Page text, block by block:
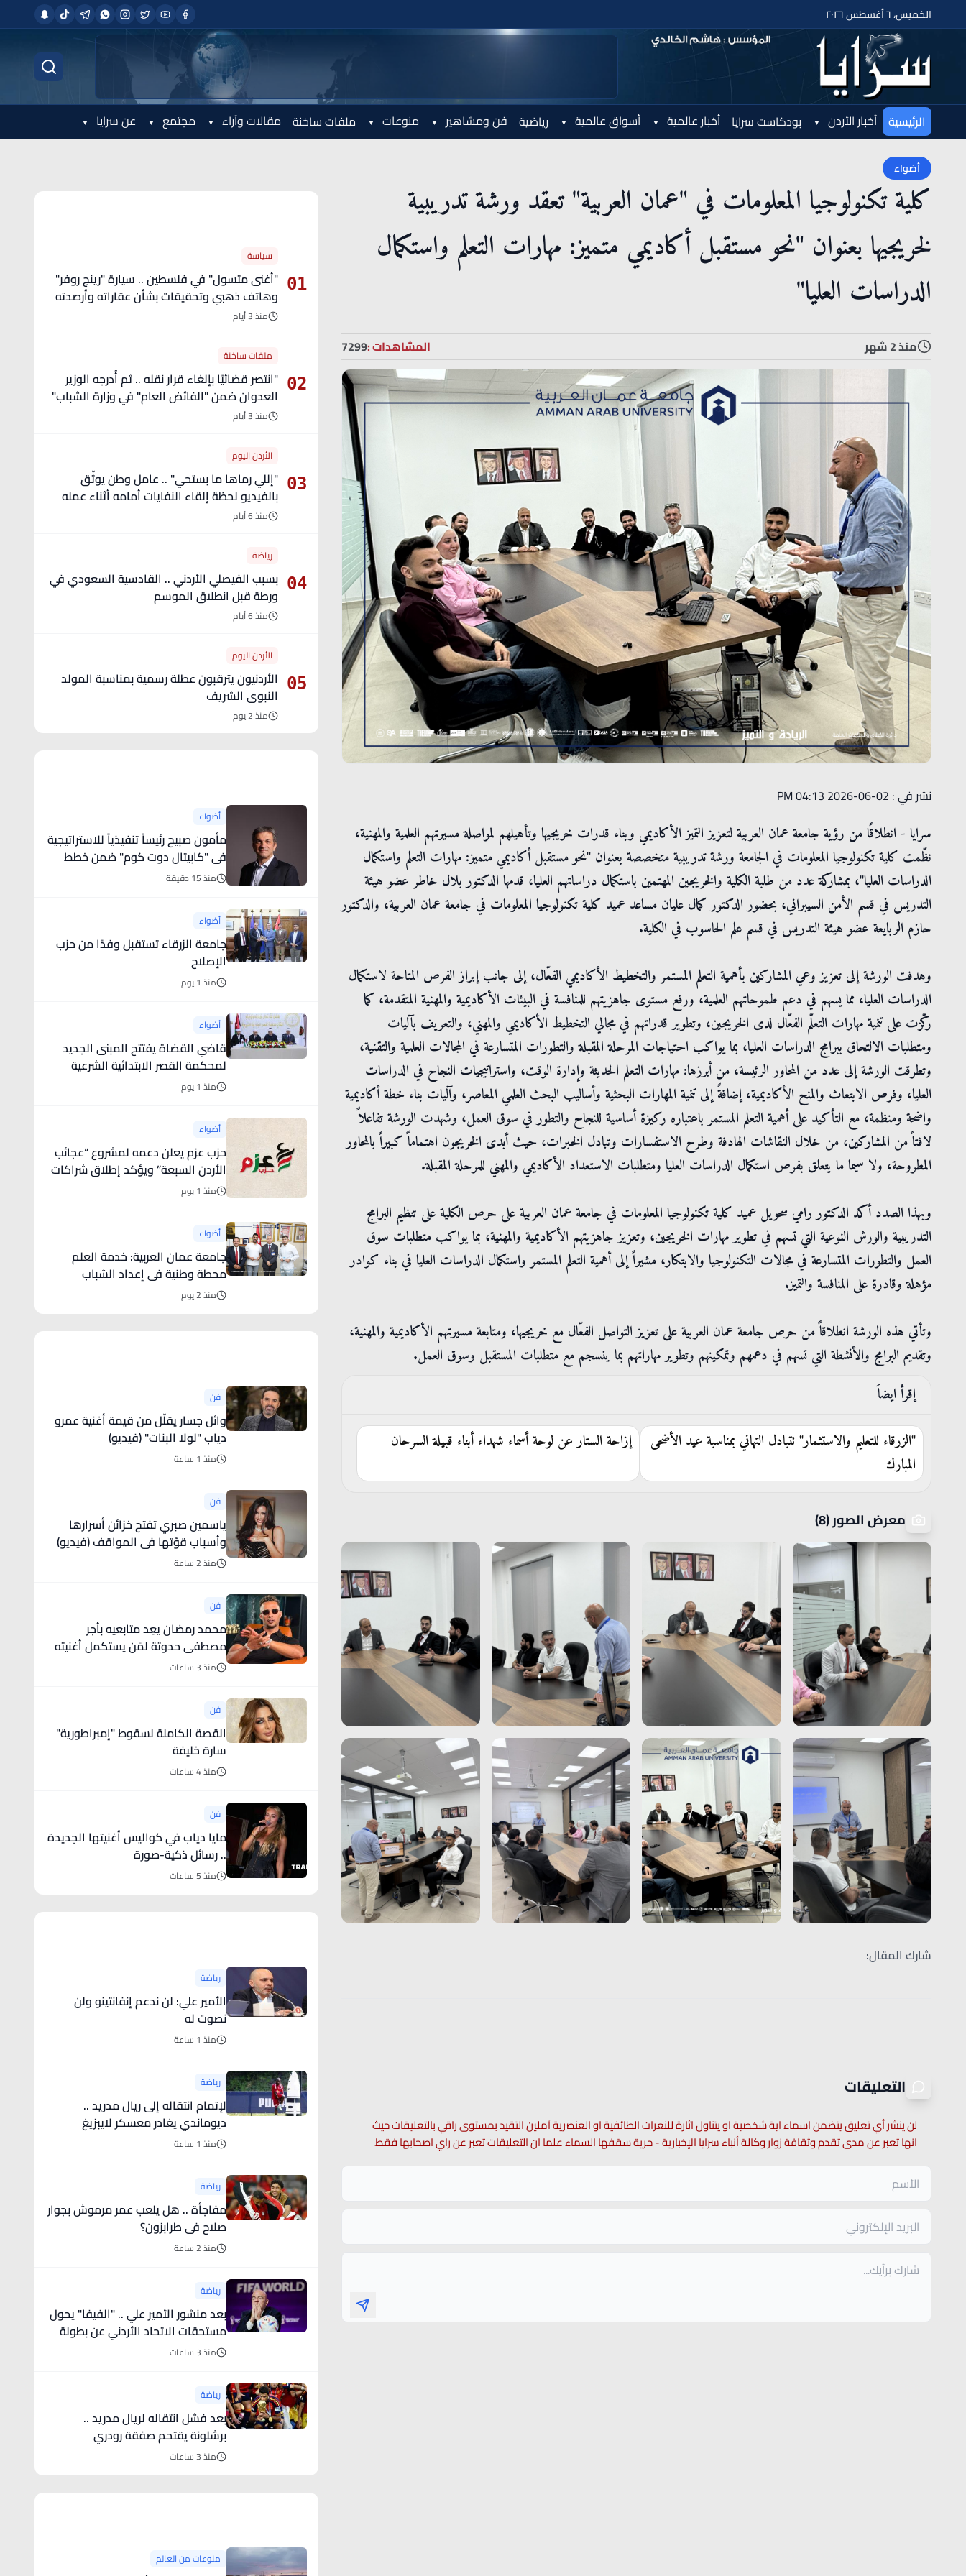
الخميس، ٦ أغسطس ٢٠٢٦
الرئيسية أخبار الأردن بودكاست سرايا أخبار عالمية أسواق عالمية رياضية فن ومشاهير منوعات ملفات ساخنة مقالات وآراء مجتمع عن سرايا
أضواء
كلية تكنولوجيا المعلومات في "عمان العربية" تعقد ورشة تدريبية
لخريجيها بعنوان "نحو مستقبل أكاديمي متميز: مهارات التعلم واستكمال
الدراسات العليا"
منذ 2 شهر المشاهدات :7299
نشر في : 02-06-2026 04:13 PM
سرايا - انطلاقًا من رؤية جامعة عمان العربية لتعزيز التميز الأكاديمي وبناء قدرات خريجيها وتأهيلهم لمواصلة مسيرتهم العلمية والمهنية،
نظّمت كلية تكنولوجيا المعلومات في الجامعة ورشة تدريبية متخصصة بعنوان "نحو مستقبل أكاديمي متميز: مهارات التعلم واستكمال
الدراسات العليا"، بمشاركة عدد من طلبة الكلية والخريجين المهتمين باستكمال دراساتهم العليا، قدمها الدكتور بلال خاطر عضو هيئة
التدريس في قسم الأمن السيبراني، بحضور الدكتور كمال عليان مساعد عميد كلية تكنولوجيا المعلومات في جامعة عمان العربية، والدكتور
حازم الربايعة عضو هيئة التدريس في قسم علم الحاسوب في الكلية.
وهدفت الورشة إلى تعزيز وعي المشاركين بأهمية التعلم المستمر والتخطيط الأكاديمي الفعّال، إلى جانب إبراز الفرص المتاحة لاستكمال
الدراسات العليا، مما يسهم في دعم طموحاتهم العلمية، ورفع مستوى جاهزيتهم للمنافسة في البيئات الأكاديمية والمهنية المتقدمة، كما
ركّزت على تنمية مهارات التعلّم الفعّال لدى الخريجين، وتطوير قدراتهم في مجالي التخطيط الأكاديمي والمهني، والتعريف بآليات
ومتطلبات الالتحاق ببرامج الدراسات العليا، بما يواكب احتياجات المرحلة المقبلة والتطورات المتسارعة في المجالات العلمية والتقنية،
وتطرقت الورشة إلى عدد من المحاور الرئيسة، من أبرزها: مهارات التعلم الحديثة وإدارة الوقت، واستراتيجيات النجاح في الدراسات
العليا، وفرص الابتعاث والمنح الأكاديمية، إضافةً إلى تنمية المهارات البحثية وأساليب البحث العلمي المعاصر، وآليات بناء خطة أكاديمية
واضحة ومنظمة، مع التأكيد على أهمية التعلم المستمر باعتباره ركيزة أساسية للنجاح والتطور في سوق العمل، وشهدت الورشة تفاعلاً
لافتاً من المشاركين، من خلال النقاشات الهادفة وطرح الاستفسارات وتبادل الخبرات، حيث أبدى الخريجون اهتماماً كبيراً بالمحاور
المطروحة، ولا سيما ما يتعلق بفرص استكمال الدراسات العليا ومتطلبات الاستعداد الأكاديمي والمهني للمرحلة المقبلة.
وبهذا الصدد أكد الدكتور رامي سحويل عميد كلية تكنولوجيا المعلومات في جامعة عمان العربية على حرص الكلية على تنظيم البرامج
التدريبية والورش النوعية التي تسهم في تطوير مهارات الخريجين، وتعزيز جاهزيتهم الأكاديمية والمهنية، بما يواكب متطلبات سوق
العمل والتطورات المتسارعة في مجالات التكنولوجيا والابتكار، مشيراً إلى أهمية التعلم المستمر واستكمال الدراسات العليا في بناء كوادر
مؤهلة وقادرة على المنافسة والتميز.
وتأتي هذه الورشة انطلاقاً من حرص جامعة عمان العربية على تعزيز التواصل الفعّال مع خريجيها، ومتابعة مسيرتهم الأكاديمية والمهنية،
وتقديم البرامج والأنشطة التي تسهم في دعمهم وتمكينهم وتطوير مهاراتهم بما ينسجم مع متطلبات المستقبل وسوق العمل.
إقرأ ايضاَ
"الزرقاء للتعليم والاستثمار" تتبادل التهاني بمناسبة عيد الأضحى
المبارك
إزاحة الستار عن لوحة أسماء شهداء أبناء قبيلة السرحان
معرض الصور (8)
شارك المقال:
التعليقات
لن ينشر أي تعليق يتضمن اسماء اية شخصية او يتناول اثارة للنعرات الطائفية او العنصرية آملين التقيد بمستوى راقي بالتعليقات حيث
انها تعبر عن مدى تقدم وثقافة زوار وكالة أنباء سرايا الإخبارية - حرية سقفها السماء علما ان التعليقات تعبر عن راي اصحابها فقط.
01
سياسة
"أغنى متسول" في فلسطين .. سيارة "رينج روفر"
وهاتف ذهبي وتحقيقات بشأن عقاراته وأرصدته
منذ 3 أيام
02
ملفات ساخنة
"انتصر قضائيًا بإلغاء قرار نقله .. ثم أُدرجه الوزير
العدوان ضمن "الفائض العام" في وزارة الشباب"
- تفاصيل
منذ 3 أيام
03
الأردن اليوم
"إللي رماها ما بستحي" .. عامل وطن يوثّق
بالفيديو لحظة إلقاء النفايات أمامه أثناء عمله
منذ 6 أيام
04
رياضة
بسبب الفيصلي الأردني .. القادسية السعودي في
ورطة قبل انطلاق الموسم
منذ 6 أيام
05
الأردن اليوم
الأردنيون يترقبون عطلة رسمية بمناسبة المولد
النبوي الشريف
منذ 2 يوم
أضواء
مأمون صبيح رئيساً تنفيذياً للاستراتيجية
في "كابيتال دوت كوم" ضمن خطط
الشركة لمواصلة التوسع عالمياً في
منذ 15 دقيقة
أضواء
جامعة الزرقاء تستقبل وفدًا من حزب
الإصلاح
منذ 1 يوم
أضواء
قاضي القضاة يفتتح المبنى الجديد
لمحكمة القصر الابتدائية الشرعية
ويتفقد مشروع قصر العدل الشرعي
في محافظة الكرك
منذ 1 يوم
أضواء
حزب عزم يعلن دعمه لمشروع “عجائب
الأردن السبعة” ويؤكد إطلاق شراكات
وطنية لتعزيز الاقتصاد والسياحة
منذ 1 يوم
أضواء
جامعة عمان العربية: خدمة العلم
محطة وطنية في إعداد الشباب
وتمكينهم
منذ 2 يوم
فن
وائل جسار يقلّل من قيمة أغنية عمرو
دياب "لولا البنات" (فيديو)
منذ 1 ساعة
فن
ياسمين صبري تفتح خزائن أسرارها
وأسباب قوّتها في المواقف (فيديو)
منذ 2 ساعة
فن
محمد رمضان يعِد متابعيه بأجر
مصطفى حدوتة لمَن يستكمل أغنيته
الجديدة
منذ 3 ساعات
فن
القصة الكاملة لسقوط "إمبراطورية"
سارة خليفة
منذ 4 ساعات
فن
مايا دياب في كواليس أغنيتها الجديدة
.. رسائل ذكية-صورة
منذ 5 ساعات
رياضة
الأمير علي: لن ندعم إنفانتينو ولن
نصوت له
منذ 1 ساعة
رياضة
لإتمام انتقاله إلى ريال مدريد ..
ديوماندي يغادر معسكر لايبزيغ
(فيديو)
منذ 1 ساعة
رياضة
مفاجأة .. هل يلعب عمر مرموش بجوار
صلاح في طرابزون؟
منذ 2 ساعة
رياضة
بعد منشور الأمير علي .. "الفيفا" يحول
مستحقات الاتحاد الأردني عن بطولة
كأس العرب
منذ 3 ساعات
رياضة
بعد فشل انتقاله لريال مدريد ..
برشلونة يقتحم صفقة رودري
منذ 3 ساعات
منوعات من العالم